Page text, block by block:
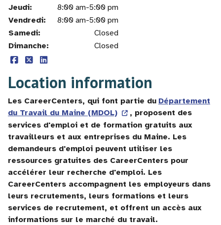
Jeudi:
8:00 am-5:00 pm
Vendredi:
8:00 am-5:00 pm
Samedi:
Closed
Dimanche:
Closed
Location information
Les CareerCenters, qui font partie du Département
du Travail du Maine (MDOL)
, proposent des
services d'emploi et de formation gratuits aux
travailleurs et aux entreprises du Maine. Les
demandeurs d'emploi peuvent utiliser les
ressources gratuites des CareerCenters pour
accélérer leur recherche d'emploi. Les
CareerCenters accompagnent les employeurs dans
leurs recrutements, leurs formations et leurs
services de recrutement, et offrent un accès aux
informations sur le marché du travail.